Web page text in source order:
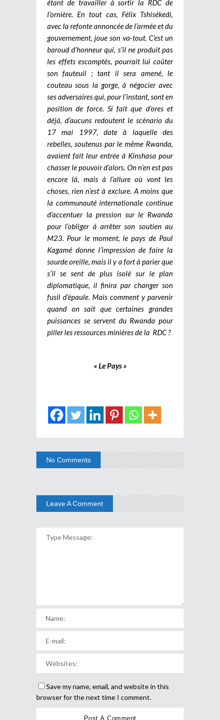
étant de travailler à sortir la RDC de
l’ornière. En tout cas, Félix Tshisékedi,
avec la refonte annoncée de l’armée et du
gouvernement, joue son va-tout. C’est un
baroud d’honneur qui, s’il ne produit pas
les effets escomptés, pourrait lui coûter
son fauteuil ; tant il sera amené, le
couteau sous la gorge, à négocier avec
ses adversaires qui, pour l’instant, sont en
position de force. Si fait que d’ores et
déjà, d’aucuns redoutent le scénario du
17 mai 1997, date à laquelle des
rebelles, soutenus par le même Rwanda,
avaient fait leur entrée à Kinshasa pour
chasser le pouvoir d’alors. On n’en est pas
encore là, mais à l’allure où vont les
choses, rien n’est à exclure. A moins que
la communauté internationale continue
d’accentuer la pression sur le Rwanda
pour l’obliger à arrêter son soutien au
M23. Pour le moment, le pays de Paul
Kagamé donne l’impression de faire la
sourde oreille, mais il y a fort à parier que
s’il se sent de plus isolé sur le plan
diplomatique, il finira par changer son
fusil d’épaule. Mais comment y parvenir
quand on sait que certaines grandes
puissances se servent du Rwanda pour
piller les ressources minières de la RDC ?
« Le Pays »
No Comments
Leave A Comment
Save my name, email, and website in this
browser for the next time I comment.